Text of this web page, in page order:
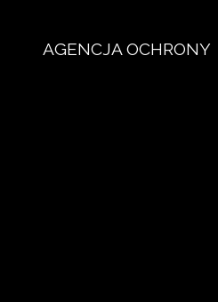
AGENCJA OCHRONY